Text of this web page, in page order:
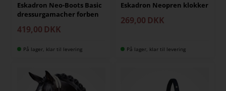
Eskadron Neo-Boots Basic
dressurgamacher forben
419,00 DKK
På lager, klar til levering
Eskadron Neopren klokker
269,00 DKK
På lager, klar til levering